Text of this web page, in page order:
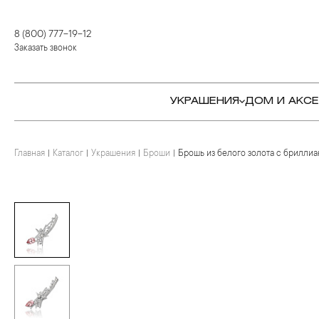
8 (800) 777-19-12
Заказать звонок
УКРАШЕНИЯ
КОЛЬЦА
ПОДВЕСКИ И КРЕСТЫ
БРОШИ
ЦЕПИ
ДОМ И
СТОЛОВЫЕ ПРИБОРЫ
ДЛЯ ЧАЯ
ДЛЯ КОФЕ
ДЕТЯМ
КОЛЬЦА
БРАСЛЕТЫ
КОЛЬЕ И ПОДВЕСКИ
КАМНЕРЕЗНОЕ
Главная Каталог Украшения Броши Брошь из белого золота с